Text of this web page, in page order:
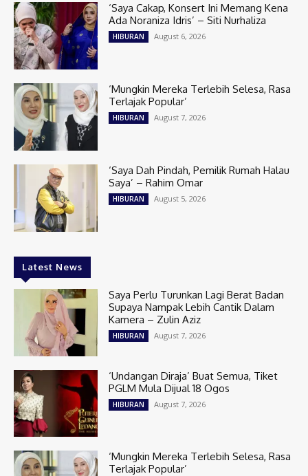
‘Saya Cakap, Konsert Ini Memang Kena
Ada Noraniza Idris’ – Siti Nurhaliza
HIBURAN August 6, 2026
‘Mungkin Mereka Terlebih Selesa, Rasa
Terlajak Popular’
HIBURAN August 7, 2026
‘Saya Dah Pindah, Pemilik Rumah Halau
Saya’ – Rahim Omar
HIBURAN August 5, 2026
Latest News
Saya Perlu Turunkan Lagi Berat Badan
Supaya Nampak Lebih Cantik Dalam
Kamera – Zulin Aziz
HIBURAN August 7, 2026
‘Undangan Diraja’ Buat Semua, Tiket
PGLM Mula Dijual 18 Ogos
HIBURAN August 7, 2026
‘Mungkin Mereka Terlebih Selesa, Rasa
Terlajak Popular’